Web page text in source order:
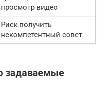
просмотр видео
Риск получить
некомпетентный совет
задаваемые